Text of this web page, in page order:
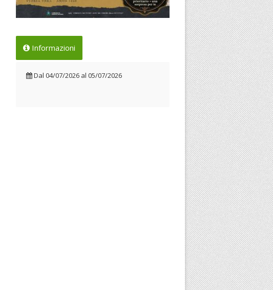
4 e 5 luglio a Poggio Nativo
Dal 04/07/2026 al 05/07/2026
Informazioni
Dal 04/07/2026 al 05/07/2026